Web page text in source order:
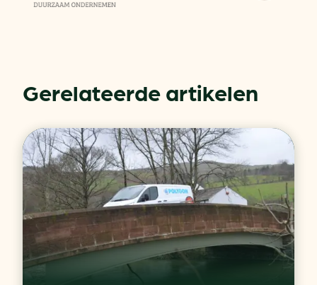
Gerelateerde artikelen